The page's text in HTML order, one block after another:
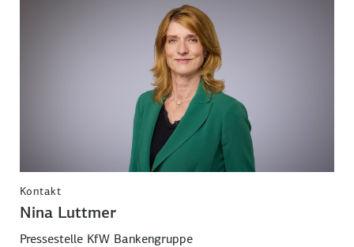
Kontakt
Nina Luttmer
Pressestelle KfW Bankengruppe